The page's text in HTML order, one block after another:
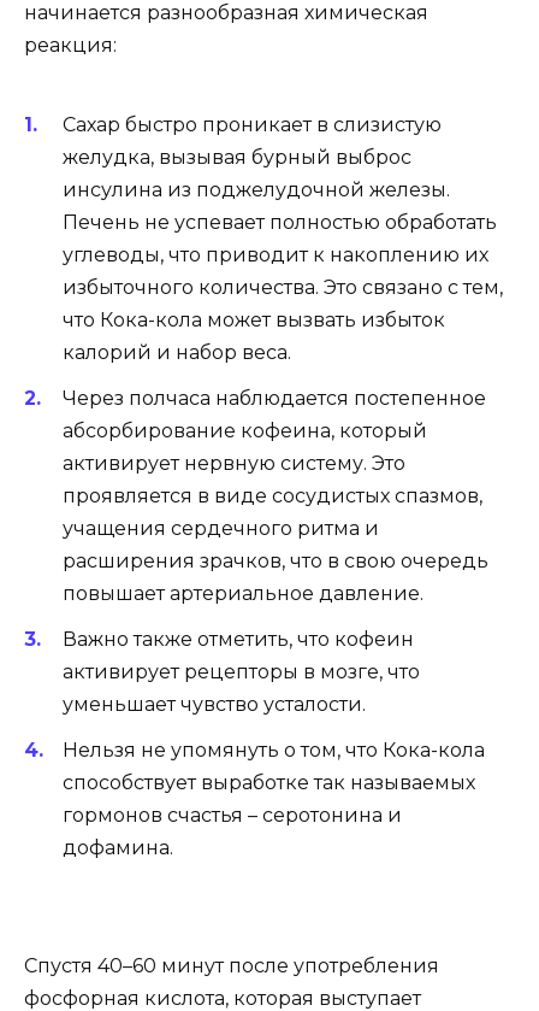
начинается разнообразная химическая
реакция:
Сахар быстро проникает в слизистую
желудка, вызывая бурный выброс
инсулина из поджелудочной железы.
Печень не успевает полностью обработать
углеводы, что приводит к накоплению их
избыточного количества. Это связано с тем,
что Кока-кола может вызвать избыток
калорий и набор веса.
Через полчаса наблюдается постепенное
абсорбирование кофеина, который
активирует нервную систему. Это
проявляется в виде сосудистых спазмов,
учащения сердечного ритма и
расширения зрачков, что в свою очередь
повышает артериальное давление.
Важно также отметить, что кофеин
активирует рецепторы в мозге, что
уменьшает чувство усталости.
Нельзя не упомянуть о том, что Кока-кола
способствует выработке так называемых
гормонов счастья – серотонина и
дофамина.
Спустя 40–60 минут после употребления
фосфорная кислота, которая выступает